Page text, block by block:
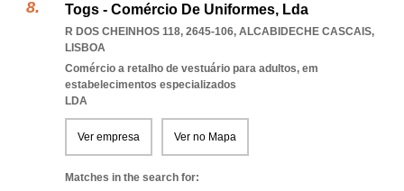
Togs - Comércio De Uniformes, Lda
R DOS CHEINHOS 118, 2645-106, ALCABIDECHE CASCAIS,
LISBOA
Comércio a retalho de vestuário para adultos, em
estabelecimentos especializados
LDA
Ver empresa Ver no Mapa
Matches in the search for: